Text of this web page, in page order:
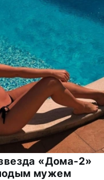
«Дома-2»
мужем